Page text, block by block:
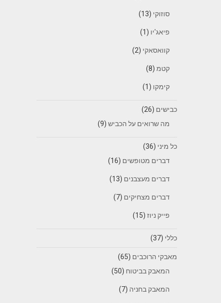
סוזוקי (13)
פיאג'יו (1)
קוואסאקי (2)
קטמ(8)
קימקו (1)
כבישים (26)
מה שרואים על הכביש(9)
כל מיני (36)
דברים מטופשים (16)
דברים מעצבנים (13)
דברים מצחיקים (7)
פייק ניוז(15)
כללי (37)
מאבקי הרוכבים (65)
המאבק בביטוח (50)
המאבק בחניה (7)